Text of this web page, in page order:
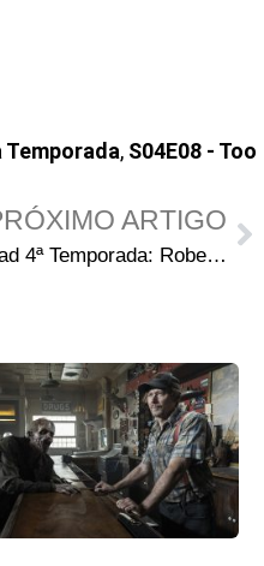
Temporada, S04E08 - Too
ARTIGO
The Walking Dead 4ª Temporada: Robert Kirkman analisa o midseason finale e instiga sobre o que vem a seguir